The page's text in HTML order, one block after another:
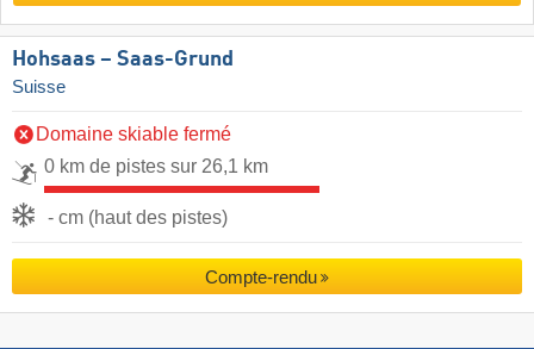
Hohsaas – Saas-Grund
Suisse
Domaine skiable fermé
0 km de pistes sur 26,1 km
- cm (haut des pistes)
Compte-rendu